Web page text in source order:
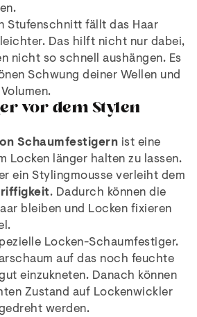
Stufenschnitt fällt das Haar
Das hilft nicht nur dabei,
nicht so schnell aushängen. Es
Schwung deiner Wellen und
vor dem Stylen
Schaumfestigern ist eine
Locken länger halten zu lassen.
ein Stylingmousse verleiht dem
. Dadurch können die
bleiben und Locken fixieren
Locken-Schaumfestiger.
auf das noch feuchte
einzukneten. Danach können
Zustand auf Lockenwickler
werden.